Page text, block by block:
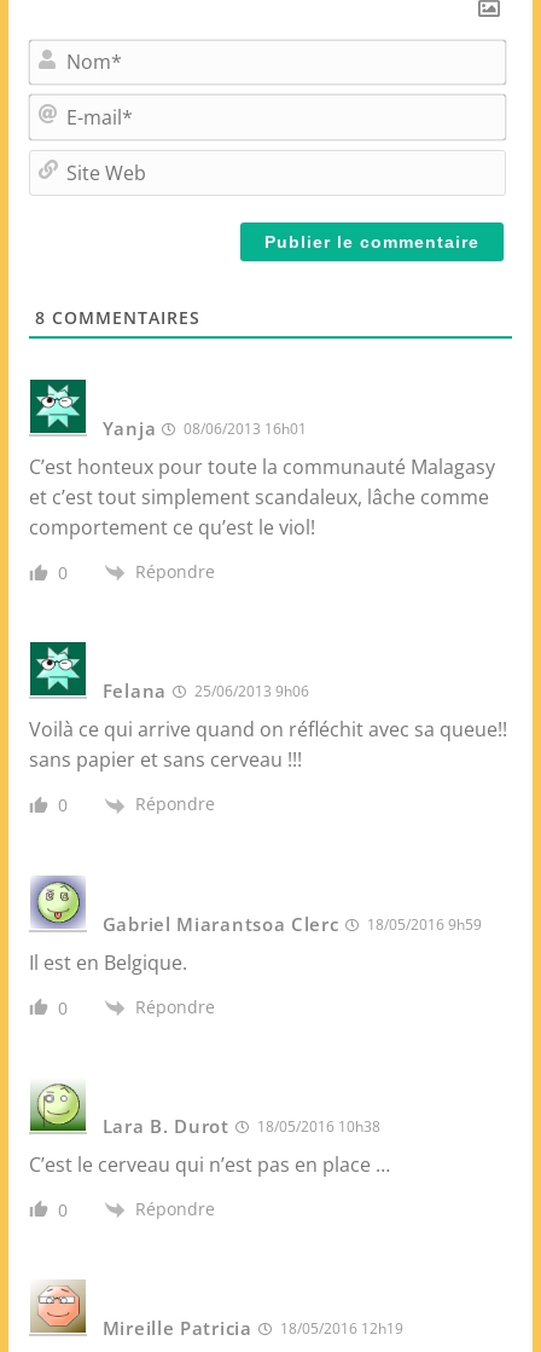
N
o
m
*-
m
i
8 COMMENTAIRES
Yanja 08/06/2013 16h01
C’est honteux pour toute la communauté Malagasy
et c’est tout simplement scandaleux, lâche comme
comportement ce qu’est le viol!
0 Répondre
Felana 25/06/2013 9h06
Voilà ce qui arrive quand on réfléchit avec sa queue!!
sans papier et sans cerveau !!!
0 Répondre
Gabriel Miarantsoa Clerc 18/05/2016 9h59
Il est en Belgique.
0 Répondre
Lara B. Durot 18/05/2016 10h38
C’est le cerveau qui n’est pas en place …
0 Répondre
Mireille Patricia 18/05/2016 12h19